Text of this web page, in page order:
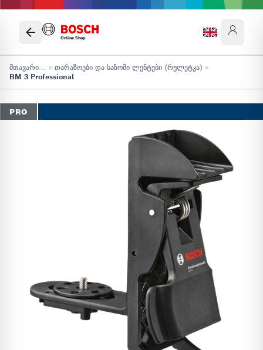
Online Shop
მთავარი... > თარაზოები და საზომი ლენტები (რულეტკა) >
BM 3 Professional
PRO